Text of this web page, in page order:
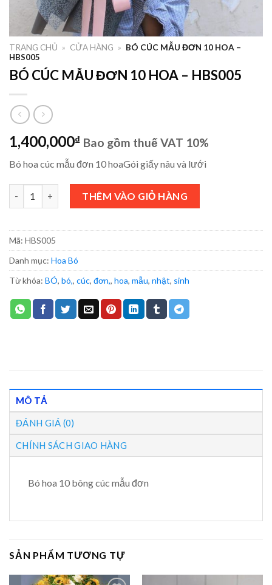
TRANG CHỦ » CỬA HÀNG » BÓ CÚC MẪU ĐƠN 10 HOA –
HBS005
BÓ CÚC MẪU ĐƠN 10 HOA – HBS005
1,400,000₫ Bao gồm thuế VAT 10%
Bó hoa cúc mẫu đơn 10 hoaGói giấy nâu và lưới
BÓ CÚC MẪU ĐƠN 10 HOA - HBS005 số lượng
THÊM VÀO GIỎ HÀNG
Mã: HBS005
Danh mục: Hoa Bó
Từ khóa: BÓ, bó,, cúc, đơn,, hoa, mẫu, nhật, sinh
MÔ TẢ
ĐÁNH GIÁ (0)
CHÍNH SÁCH GIAO HÀNG
Bó hoa 10 bông cúc mẫu đơn
SẢN PHẨM TƯƠNG TỰ